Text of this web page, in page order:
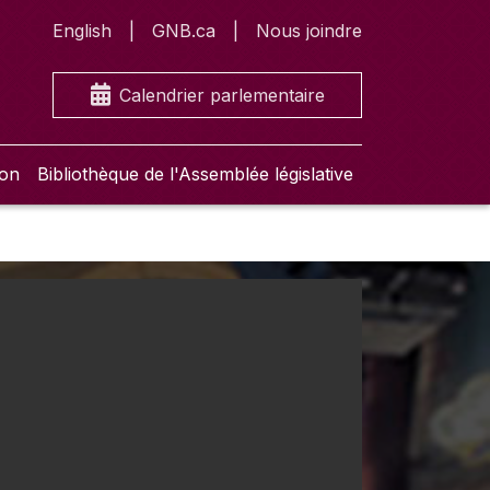
English GNB.ca Nous joindre
Calendrier parlementaire
Bibliothèque de l'Assemblée législative